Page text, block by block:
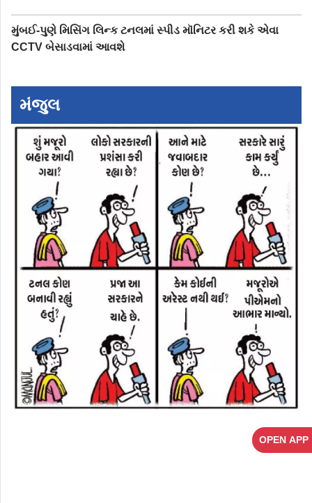
OPEN APP
મુંબઈ-પુણે મિસિંગ લિન્ક ટનલમાં સ્પીડ મૉનિટર કરી શકે એવા
CCTV બેસાડવામાં આવશે
મંજુલ